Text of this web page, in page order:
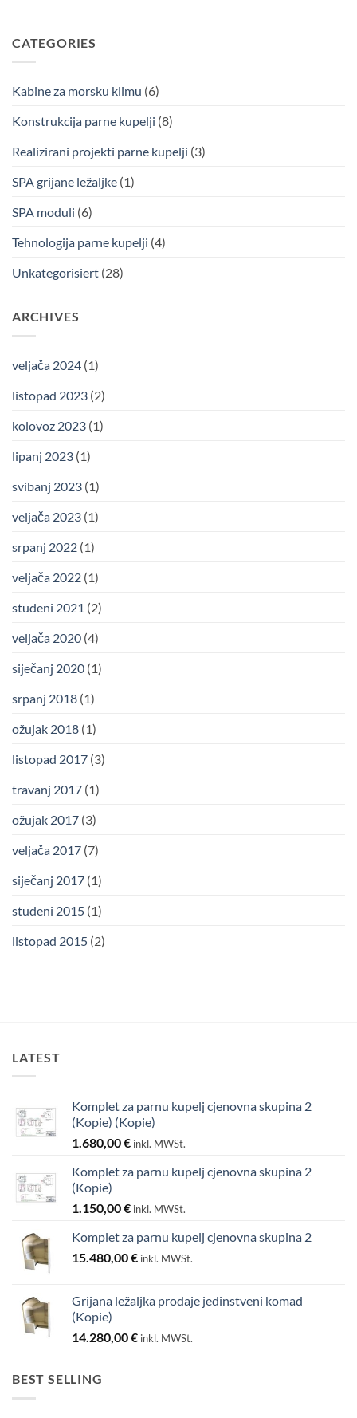
CATEGORIES
Kabine za morsku klimu (6)
Konstrukcija parne kupelji (8)
Realizirani projekti parne kupelji (3)
SPA grijane ležaljke (1)
SPA moduli (6)
Tehnologija parne kupelji (4)
Unkategorisiert (28)
ARCHIVES
veljača 2024 (1)
listopad 2023 (2)
kolovoz 2023 (1)
lipanj 2023 (1)
svibanj 2023 (1)
veljača 2023 (1)
srpanj 2022 (1)
veljača 2022 (1)
studeni 2021 (2)
veljača 2020 (4)
siječanj 2020 (1)
srpanj 2018 (1)
ožujak 2018 (1)
listopad 2017 (3)
travanj 2017 (1)
ožujak 2017 (3)
veljača 2017 (7)
siječanj 2017 (1)
studeni 2015 (1)
listopad 2015 (2)
LATEST
Komplet za parnu kupelj cjenovna skupina 2
(Kopie) (Kopie)
1.680,00€ inkl. MWSt.
Komplet za parnu kupelj cjenovna skupina 2
(Kopie)
1.150,00€ inkl. MWSt.
Komplet za parnu kupelj cjenovna skupina 2
15.480,00€ inkl. MWSt.
Grijana ležaljka prodaje jedinstveni komad
(Kopie)
14.280,00€ inkl. MWSt.
BEST SELLING